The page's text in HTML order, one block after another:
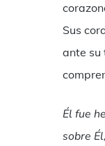
Sus
ante su
Él fue
sobre